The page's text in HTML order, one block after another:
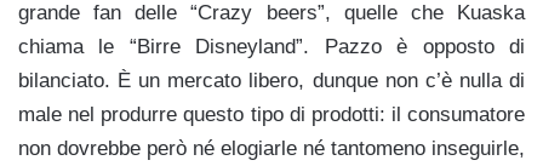
grande fan delle “Crazy beers”, quelle che Kuaska
chiama le “Birre Disneyland”. Pazzo è opposto di
bilanciato. È un mercato libero, dunque non c’è nulla di
male nel produrre questo tipo di prodotti: il consumatore
non dovrebbe però né elogiarle né tantomeno inseguirle,